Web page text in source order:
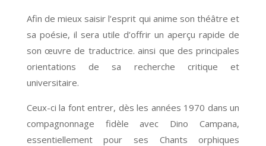
Afin de mieux saisir l’esprit qui anime son théâtre et
sa poésie, il sera utile d’offrir un aperçu rapide de
son œuvre de traductrice. ainsi que des principales
orientations de sa recherche critique et
universitaire.
Ceux-ci la font entrer, dès les années 1970 dans un
compagnonnage fidèle avec Dino Campana,
essentiellement pour ses Chants orphiques